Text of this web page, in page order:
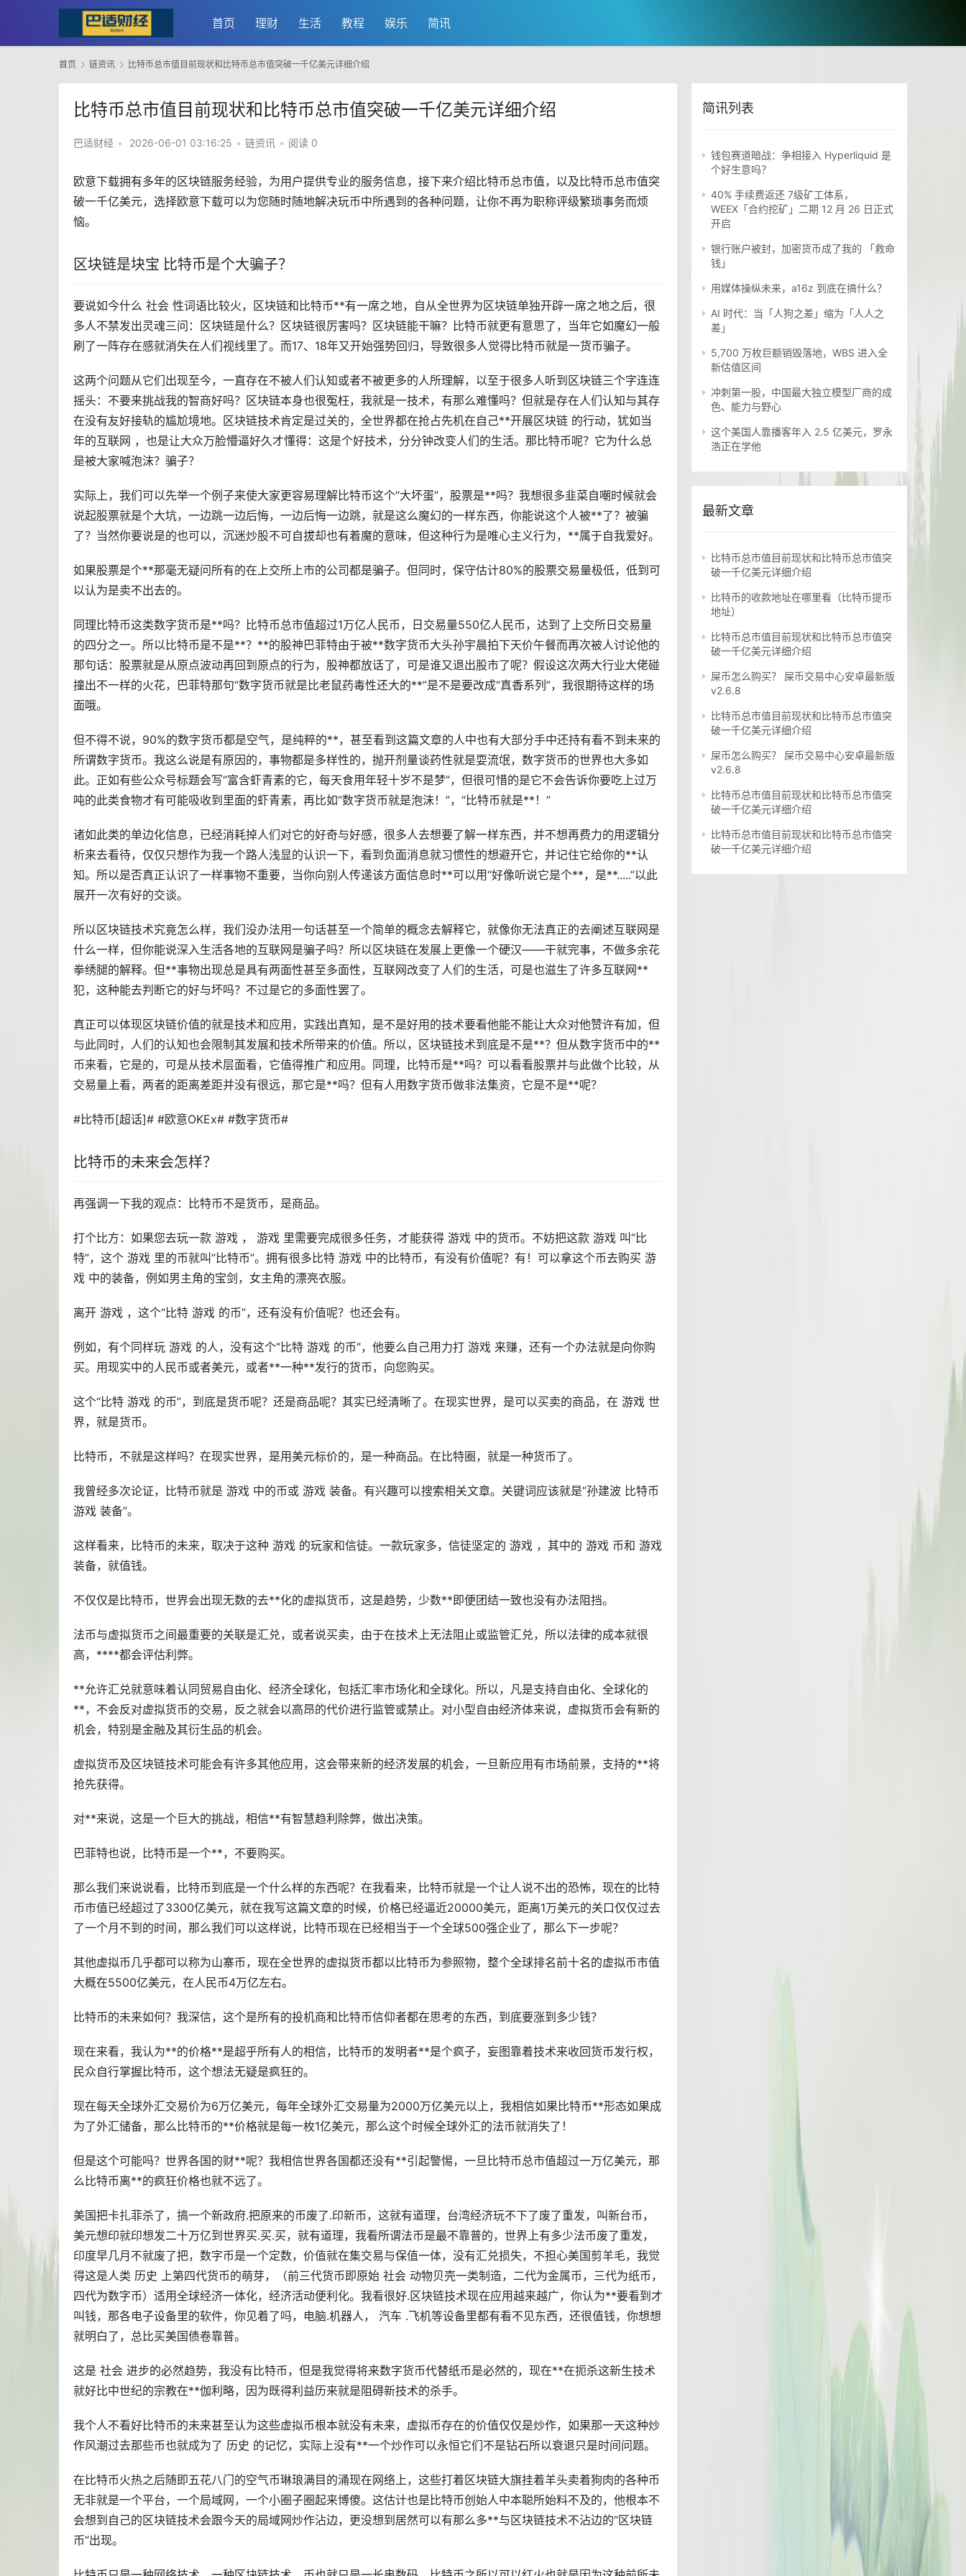
首页 理财 生活 教程 娱乐 简讯
首页 链资讯 比特币总市值目前现状和比特币总市值突破一千亿美元详细介绍
比特币总市值目前现状和比特币总市值突破一千亿美元详细介绍
巴适财经 • 2026-06-01 03:16:25 • 链资讯 • 阅读 0
欧意下载拥有多年的区块链服务经验，为用户提供专业的服务信息，接下来介绍 比特币总市值，以及比特币总市值突
破一千亿美元，选择欧意下载可以为您随时随地解决玩币中所遇到的各种问题，让你不再为职称评级繁琐事务而烦
恼。
区块链是块宝 比特币是个大骗子？
要说如今什么 社会 性词语比较火，区块链和比特币**有一席之地，自从全世界为区块链单独开辟一席之地之后，很
多人不禁发出灵魂三问：区块链是什么？区块链很厉害吗？区块链能干嘛？比特币就更有意思了，当年它如魔幻一般
刷了一阵存在感就消失在人们视线里了。而17、18年又开始强势回归，导致很多人觉得比特币就是一货币骗子。
这两个问题从它们出现至今，一直存在不被人们认知或者不被更多的人所理解，以至于很多人听到区块链三个字连连
摇头：不要来挑战我的智商好吗？区块链本身也很冤枉，我就是一技术，有那么难懂吗？但就是存在人们认知与其存
在没有友好接轨的尴尬境地。区块链技术肯定是过关的，全世界都在抢占先机在自己**开展区块链 的行动，犹如当
年的互联网 ，也是让大众万脸懵逼好久才懂得：这是个好技术，分分钟改变人们的生活。那比特币呢？它为什么总
是被大家喊泡沫？骗子？
实际上，我们可以先举一个例子来使大家更容易理解比特币这个“大坏蛋”， 股票是**吗？我想很多韭菜自嘲时候就会
说起股票就是个大坑，一边跳一边后悔，一边后悔一边跳，就是这么魔幻的一样东西，你能说这个人被**了？被骗
了？当然你要说是的也可以，沉迷炒股不可自拔却也有着魔的意味，但这种行为是唯心主义行为，**属于自我爱好。
如果股票是个**那毫无疑问所有的在上交所上市的公司都是骗子。但同时，保守估计80%的股票交易量极低，低到可
以认为是卖不出去的。
同理比特币这类数字货币是**吗？比特币总市值超过1万亿人民币，日交易量550亿人民币，达到了上交所日交易量
的四分之一。所以比特币是不是**？**的股神巴菲特由于被**数字货币大头孙宇晨拍下天价午餐而再次被人讨论他的
那句话：股票就是从原点波动再回到原点的行为，股神都放话了，可是谁又退出股市了呢？假设这次两大行业大佬碰
撞出不一样的火花，巴菲特那句“数字货币就是比老鼠药毒性还大的**”是不是要改成“真香系列”，我很期待这样的场
面哦。
但不得不说，90%的数字货币都是空气，是纯粹的**，甚至看到这篇文章的人中也有大部分手中还持有看不到未来的
所谓数字货币。我这么说是有原因的，事物都是多样性的，抛开剂量谈药性就是耍流氓，数字货币的世界也大多如
此。正如有些公众号标题会写“富含虾青素的它，每天食用年轻十岁不是梦”，但很可惜的是它不会告诉你要吃上过万
吨的此类食物才有可能吸收到里面的虾青素，再比如“数字货币就是泡沫！”，“比特币就是**！”
诸如此类的单边化信息，已经消耗掉人们对它的好奇与好感，很多人去想要了解一样东西，并不想再费力的用逻辑分
析来去看待，仅仅只想作为我一个路人浅显的认识一下，看到负面消息就习惯性的想避开它，并记住它给你的**认
知。所以是否真正认识了一样事物不重要，当你向别人传递该方面信息时**可以用“好像听说它是个**，是**.....”以此
展开一次有好的交谈。
所以区块链技术究竟怎么样，我们没办法用一句话甚至一个简单的概念去解释它，就像你无法真正的去阐述互联网是
什么一样，但你能说深入生活各地的互联网是骗子吗？所以区块链在发展上更像一个硬汉——干就完事，不做多余花
拳绣腿的解释。但**事物出现总是具有两面性甚至多面性，互联网改变了人们的生活，可是也滋生了许多互联网**
犯，这种能去判断它的好与坏吗？不过是它的多面性罢了。
真正可以体现区块链价值的就是技术和应用，实践出真知，是不是好用的技术要看他能不能让大众对他赞许有加，但
与此同时，人们的认知也会限制其发展和技术所带来的价值。所以，区块链技术到底是不是**？但从数字货币中的**
币来看，它是的，可是从技术层面看，它值得推广和应用。同理，比特币是**吗？可以看看股票并与此做个比较，从
交易量上看，两者的距离差距并没有很远，那它是**吗？但有人用数字货币做非法集资，它是不是**呢？
#比特币[超话]# #欧意OKEx# #数字货币#
比特币的未来会怎样？
再强调一下我的观点：比特币不是货币，是商品。
打个比方：如果您去玩一款 游戏 ， 游戏 里需要完成很多任务，才能获得 游戏 中的货币。不妨把这款 游戏 叫“比
特”，这个 游戏 里的币就叫“比特币”。拥有很多比特 游戏 中的比特币，有没有价值呢？有！可以拿这个币去购买 游
戏 中的装备，例如男主角的宝剑，女主角的漂亮衣服。
离开 游戏 ，这个“比特 游戏 的币”，还有没有价值呢？也还会有。
例如，有个同样玩 游戏 的人，没有这个“比特 游戏 的币”，他要么自己用力打 游戏 来赚，还有一个办法就是向你购
买。用现实中的人民币或者美元，或者**一种**发行的货币，向您购买。
这个“比特 游戏 的币”，到底是货币呢？还是商品呢？其实已经清晰了。在现实世界，是可以买卖的商品，在 游戏 世
界，就是货币。
比特币，不就是这样吗？在现实世界，是用美元标价的，是一种商品。在比特圈，就是一种货币了。
我曾经多次论证，比特币就是 游戏 中的币或 游戏 装备。有兴趣可以搜索相关文章。关键词应该就是“孙建波 比特币
游戏 装备”。
这样看来，比特币的未来，取决于这种 游戏 的玩家和信徒。一款玩家多，信徒坚定的 游戏 ，其中的 游戏 币和 游戏
装备，就值钱。
不仅仅是比特币，世界会出现无数的去**化的虚拟货币，这是趋势，少数**即便团结一致也没有办法阻挡。
法币与虚拟货币之间最重要的关联是汇兑，或者说买卖，由于在技术上无法阻止或监管汇兑，所以法律的成本就很
高，****都会评估利弊。
**允许汇兑就意味着认同贸易自由化、经济全球化，包括汇率市场化和全球化。所以，凡是支持自由化、全球化的
**，不会反对虚拟货币的交易，反之就会以高昂的代价进行监管或禁止。对小型自由经济体来说，虚拟货币会有新的
机会，特别是金融及其衍生品的机会。
虚拟货币及区块链技术可能会有许多其他应用，这会带来新的经济发展的机会，一旦新应用有市场前景，支持的**将
抢先获得。
对**来说，这是一个巨大的挑战，相信**有智慧趋利除弊，做出决策。
巴菲特也说，比特币是一个**，不要购买。
那么我们来说说看，比特币到底是一个什么样的东西呢？在我看来，比特币就是一个让人说不出的恐怖，现在的比特
币市值已经超过了3300亿美元，就在我写这篇文章的时候，价格已经逼近20000美元，距离1万美元的关口仅仅过去
了一个月不到的时间，那么我们可以这样说，比特币现在已经相当于一个全球500强企业了，那么下一步呢？
其他虚拟币几乎都可以称为山寨币，现在全世界的虚拟货币都以比特币为参照物，整个全球排名前十名的虚拟币市值
大概在5500亿美元，在人民币4万亿左右。
比特币的未来如何？我深信，这个是所有的投机商和比特币信仰者都在思考的东西，到底要涨到多少钱？
现在来看，我认为**的价格**是超乎所有人的相信，比特币的发明者**是个疯子，妄图靠着技术来收回货币发行权，
民众自行掌握比特币，这个想法无疑是疯狂的。
现在每天全球外汇交易价为6万亿美元，每年全球外汇交易量为2000万亿美元以上，我相信如果比特币**形态如果成
为了外汇储备，那么比特币的**价格就是每一枚1亿美元，那么这个时候全球外汇的法币就消失了！
但是这个可能吗？世界各国的财**呢？我相信世界各国都还没有**引起警惕，一旦比特币总市值超过一万亿美元，那
么比特币离**的疯狂价格也就不远了。
美国把卡扎菲杀了，搞一个新政府.把原来的币废了.印新币，这就有道理，台湾经济玩不下了废了重发，叫新台币，
美元想印就印想发二十万亿到世界买.买.买，就有道理，我看所谓法币是最不靠普的，世界上有多少法币废了重发，
印度早几月不就废了把，数字币是一个定数，价值就在集交易与保值一体，没有汇兑损失，不担心美国剪羊毛，我觉
得这是人类 历史 上第四代货币的萌芽，（前三代货币即原始 社会 动物贝壳一类制造，二代为金属币，三代为纸币，
四代为数字币）适用全球经济一体化，经济活动便利化。我看很好.区块链技术现在应用越来越广，你认为**要看到才
叫钱，那各电子设备里的软件，你见着了吗，电脑.机器人， 汽车 .飞机等设备里都有看不见东西，还很值钱，你想想
就明白了，总比买美国债卷靠普。
这是 社会 进步的必然趋势，我没有比特币，但是我觉得将来数字货币代替纸币是必然的，现在**在扼杀这新生技术
就好比中世纪的宗教在**伽利略，因为既得利益历来就是阻碍新技术的杀手。
我个人不看好比特币的未来甚至认为这些虚拟币根本就没有未来，虚拟币存在的价值仅仅是炒作，如果那一天这种炒
作风潮过去那些币也就成为了 历史 的记忆，实际上没有**一个炒作可以永恒它们不是钻石所以衰退只是时间问题。
在比特币火热之后随即五花八门的空气币琳琅满目的涌现在网络上，这些打着区块链大旗挂着羊头卖着狗肉的各种币
无非就是一个平台，一个局域网，一个小圈子圈起来博傻。这估计也是比特币创始人中本聪所始料不及的，他根本不
会想到自己的区块链技术会跟今天的局域网炒作沾边，更没想到居然可以有那么多**与区块链技术不沾边的“区块链
币”出现。
简讯列表
钱包赛道暗战：争相接入 Hyperliquid 是
个好生意吗？
40% 手续费返还 7级矿工体系，
WEEX「合约挖矿」二期 12 月 26 日正式
开启
银行账户被封，加密货币成了我的 「救命
钱」
用媒体操纵未来，a16z 到底在搞什么？
AI 时代：当「人狗之差」缩为「人人之
差」
5,700 万枚巨额销毁落地，WBS 进入全
新估值区间
冲刺第一股，中国最大独立模型厂商的成
色、能力与野心
这个美国人靠播客年入 2.5 亿美元，罗永
浩正在学他
最新文章
比特币总市值目前现状和比特币总市值突
破一千亿美元详细介绍
比特币的收款地址在哪里看（比特币提币
地址）
比特币总市值目前现状和比特币总市值突
破一千亿美元详细介绍
屎币怎么购买？ 屎币交易中心安卓最新版
v2.6.8
比特币总市值目前现状和比特币总市值突
破一千亿美元详细介绍
屎币怎么购买？ 屎币交易中心安卓最新版
v2.6.8
比特币总市值目前现状和比特币总市值突
破一千亿美元详细介绍
比特币总市值目前现状和比特币总市值突
破一千亿美元详细介绍